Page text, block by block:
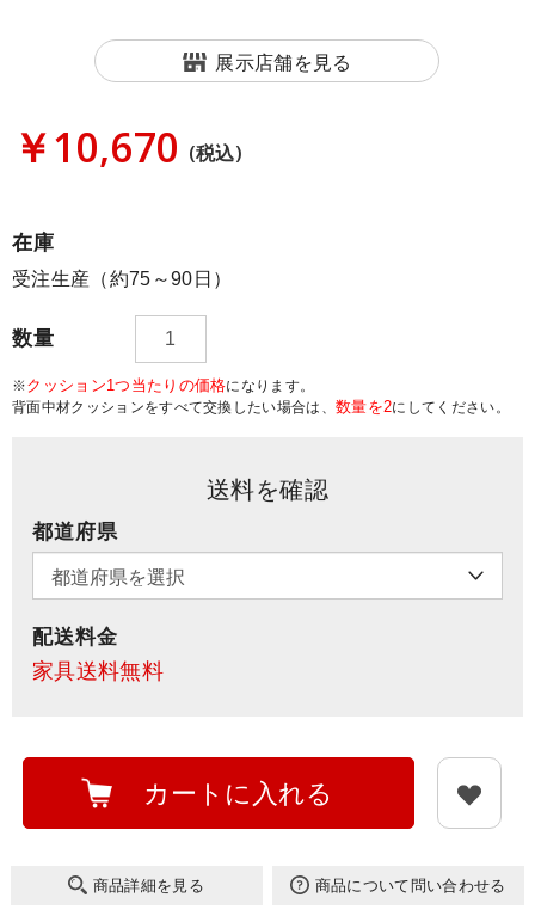
展示店舗を見る
￥10,670 (税込)
在庫
受注生産（約75～90日）
数量
※クッション1つ当たりの価格になります。
背面中材クッションをすべて交換したい場合は、数量を2にしてください。
送料を確認
都道府県
配送料金
家具送料無料
カートに入れる
商品詳細を見る 商品について問い合わせる